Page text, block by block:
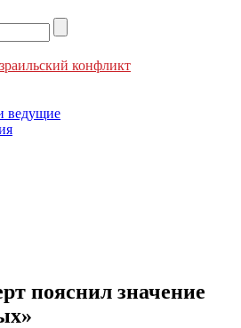
конфликт
ведущие
пояснил значение